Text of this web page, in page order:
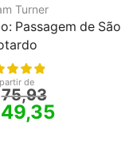
Turner
Passagem de São
de
75,93
49,35